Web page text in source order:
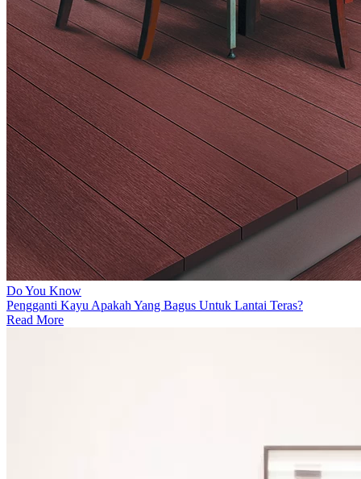
Do You Know
Pengganti Kayu Apakah Yang Bagus Untuk Lantai Teras?
Read More